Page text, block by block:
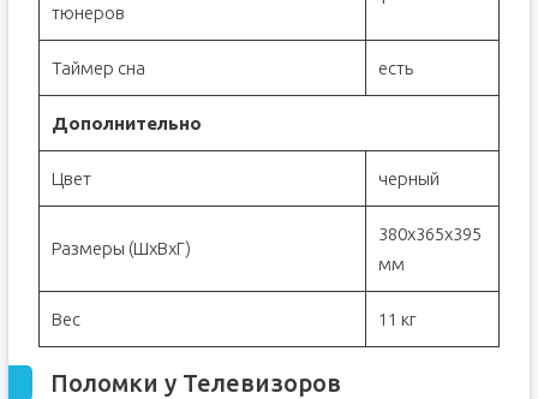
тюнеров
Таймер сна есть
Дополнительно
Цвет черный
Размеры (ШxВxГ)
380x365x395
мм
Вес 11 кг
Поломки у Телевизоров